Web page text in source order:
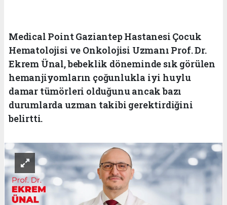
Medical Point Gaziantep Hastanesi Çocuk
Hematolojisi ve Onkolojisi Uzmanı Prof. Dr.
Ekrem Ünal, bebeklik döneminde sık görülen
hemanjiyomların çoğunlukla iyi huylu
damar tümörleri olduğunu ancak bazı
durumlarda uzman takibi gerektirdiğini
belirtti.